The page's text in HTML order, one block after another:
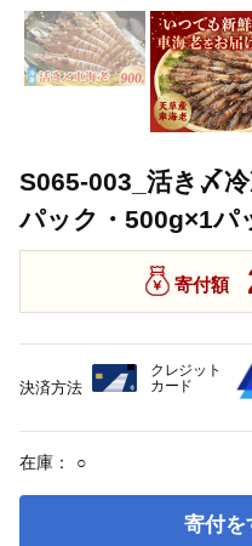
S065-003_活き〆
パック・500g×1パ
寄付額
在庫： ○
寄付を
決済方法
クレジット
カード